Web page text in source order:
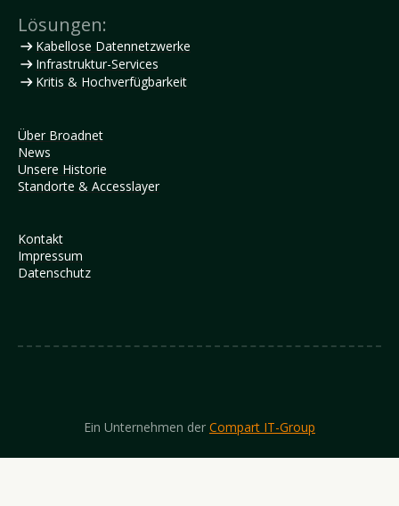
Lösungen:
Kabellose Datennetzwerke
Infrastruktur-Services
Kritis & Hochverfügbarkeit
Über Broadnet
News
Unsere Historie
Standorte & Accesslayer
Kontakt
Impressum
Datenschutz
Ein Unternehmen der Compart IT-Group